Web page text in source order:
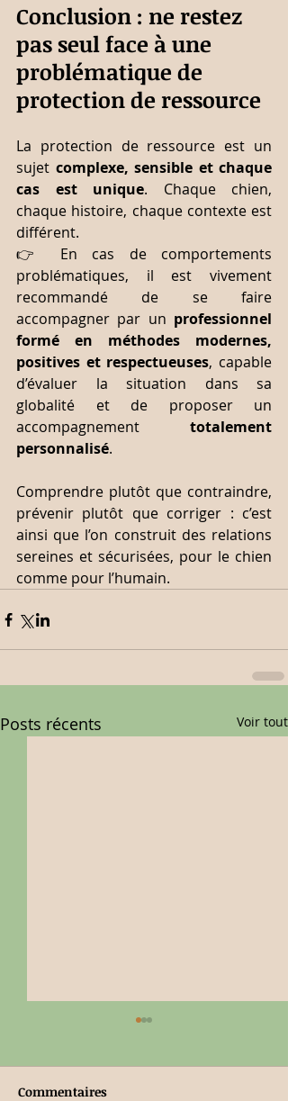
Conclusion : ne restez
pas seul face à une
problématique de
protection de ressource
La protection de ressource est un
sujet complexe, sensible et chaque
cas est unique. Chaque chien,
chaque histoire, chaque contexte est
différent.
👉 En cas de comportements
problématiques, il est vivement
recommandé de se faire
accompagner par un professionnel
formé en méthodes modernes,
positives et respectueuses, capable
d’évaluer la situation dans sa
globalité et de proposer un
accompagnement totalement
personnalisé.
Comprendre plutôt que contraindre,
prévenir plutôt que corriger : c’est
ainsi que l’on construit des relations
sereines et sécurisées, pour le chien
comme pour l’humain.
Posts récents Voir tout
Commentaires